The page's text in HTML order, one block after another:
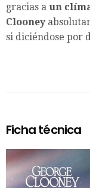
gracias a un
Clooney
si diciéndose por
Ficha técnica